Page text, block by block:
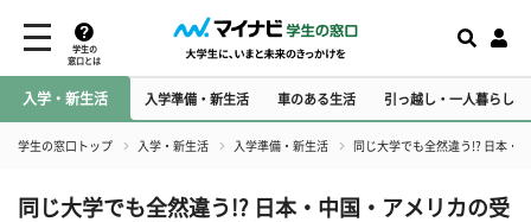
学生の
窓口とは
入学・新生活 入学準備・新生活 車のある生活 引っ越し・一人暮らし
学生の窓口トップ 入学・新生活 入学準備・新生活 同じ大学でも全然違う!? 日本・
同じ大学でも全然違う!? 日本・中国・アメリカの受